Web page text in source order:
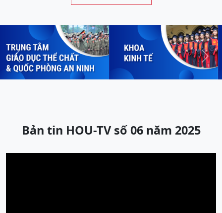
Previous Next
Bản tin HOU-TV số 06 năm 2025